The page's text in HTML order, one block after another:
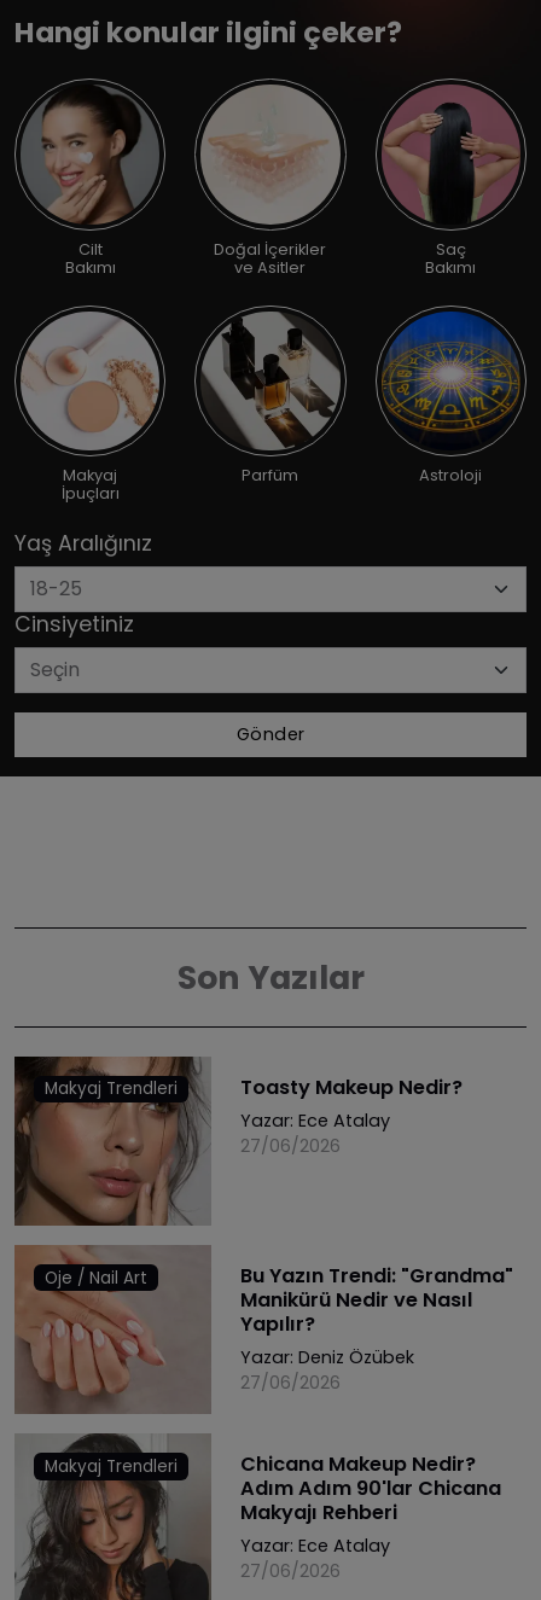
Hangi konular ilgini çeker?
Cilt
Bakımı
Doğal İçerikler
ve Asitler
Saç
Bakımı
Makyaj
İpuçları
Parfüm Astroloji
Yaş Aralığınız
Cinsiyetiniz
Gönder
Son Yazılar
Makyaj Trendleri Toasty Makeup Nedir?
Yazar: Ece Atalay
27/06/2026
Oje / Nail Art
Bu Yazın Trendi: "Grandma"
Manikürü Nedir ve Nasıl
Yapılır?
Yazar: Deniz Özübek
27/06/2026
Makyaj Trendleri
Chicana Makeup Nedir?
Adım Adım 90'lar Chicana
Makyajı Rehberi
Yazar: Ece Atalay
27/06/2026